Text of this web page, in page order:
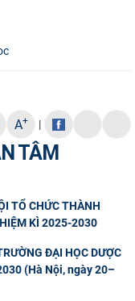
A+ |
TÂM
TỔ CHỨC THÀNH
KÌ 2025-2030
ĐẠI HỌC DƯỢC
(Hà Nội, ngày 20–